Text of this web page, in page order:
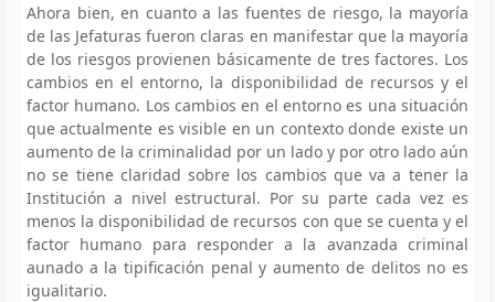
Ahora bien, en cuanto a las fuentes de riesgo, la mayoría
de las Jefaturas fueron claras en manifestar que la mayoría
de los riesgos provienen básicamente de tres factores. Los
cambios en el entorno, la disponibilidad de recursos y el
factor humano. Los cambios en el entorno es una situación
que actualmente es visible en un contexto donde existe un
aumento de la criminalidad por un lado y por otro lado aún
no se tiene claridad sobre los cambios que va a tener la
Institución a nivel estructural. Por su parte cada vez es
menos la disponibilidad de recursos con que se cuenta y el
factor humano para responder a la avanzada criminal
aunado a la tipificación penal y aumento de delitos no es
igualitario.